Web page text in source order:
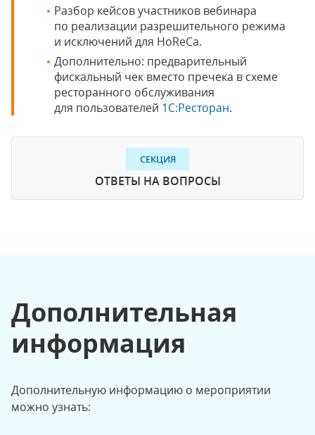
Разбор кейсов участников вебинара
по реализации разрешительного режима
и исключений для HoReCa.
Дополнительно: предварительный
фискальный чек вместо пречека в схеме
ресторанного обслуживания
для пользователей 1С:Ресторан.
СЕКЦИЯ
ОТВЕТЫ НА ВОПРОСЫ
Дополнительная
информация
Дополнительную информацию о мероприятии
можно узнать: